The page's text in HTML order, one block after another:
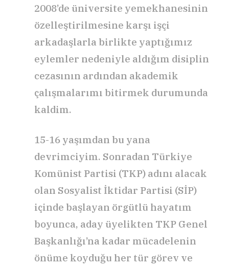
2008’de üniversite yemekhanesinin
özelleştirilmesine karşı işçi
arkadaşlarla birlikte yaptığımız
eylemler nedeniyle aldığım disiplin
cezasının ardından akademik
çalışmalarımı bitirmek durumunda
kaldim.
15-16 yaşımdan bu yana
devrimciyim. Sonradan Türkiye
Komünist Partisi (TKP) adını alacak
olan Sosyalist İktidar Partisi (SİP)
içinde başlayan örgütlü hayatım
boyunca, aday üyelikten TKP Genel
Başkanlığı’na kadar mücadelenin
önüme koyduğu her tür görev ve